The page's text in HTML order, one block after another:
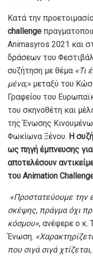
Κατά την
challenge
Animasyros 2021 και
δράσεων του
συζήτηση με θέμα «Τι
μένα;» μεταξύ του
Γραφείου του
του σκηνοθέτη και
της Ένωσης
Φωκίωνα Ξένου. Η
ως πηγή έμπνευσης
αποτελέσουν
του Animation
«Προστατεύουμε την
σκέψης, πράγμα όχι
κόσμου», ανέφερε ο κ.
Ένωση.
που σιγά σιγά